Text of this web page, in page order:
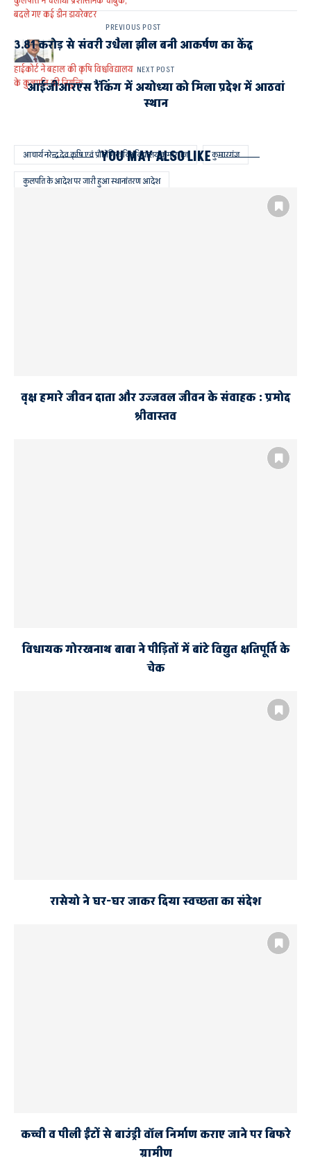
बदले गए कई डीन डायरेक्टर
हाईकोर्ट ने बहाल की कृषि विश्वविद्यालय
के कुलपति की नियुक्ति
आचार्य नरेन्द्र देव कृषि एवं प्रौद्योगिक विश्वविद्यालय कुमारगंज कुमारगंज
कुलपति के आदेश पर जारी हुआ स्थानांतरण आदेश
PREVIOUS POST
3.81 करोड़ से संवरी उधैला झील बनी आकर्षण का केंद्र
NEXT POST
आईजीआरएस रैंकिंग में अयोध्या को मिला प्रदेश में आठवां
स्थान
YOU MAY ALSO LIKE
वृक्ष हमारे जीवन दाता और उज्जवल जीवन के संवाहक : प्रमोद
श्रीवास्तव
विधायक गोरखनाथ बाबा ने पीड़ितों में बांटे विद्युत क्षतिपूर्ति के
चेक
रासेयो ने घर-घर जाकर दिया स्वच्छता का संदेश
कच्ची व पीली ईंटों से बाउंड्री वॉल निर्माण कराए जाने पर बिफरे
ग्रामीण